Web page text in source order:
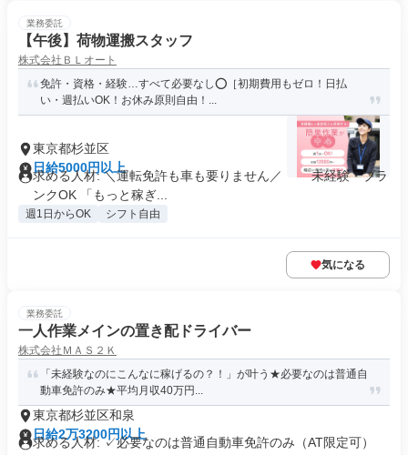
業務委託
【午後】荷物運搬スタッフ
株式会社ＢＬオート
免許・資格・経験…すべて必要なし⭕️［初期費用もゼロ！日払
い・週払いOK！お休み原則自由！...
東京都杉並区
日給5000円以上
求める人材: ＼運転免許も車も要りません／ 未経験・ブラ
ンクOK 「もっと稼ぎ...
週1日からOK シフト自由
気になる
業務委託
一人作業メインの置き配ドライバー
株式会社ＭＡＳ２Ｋ
「未経験なのにこんなに稼げるの？！」が叶う★必要なのは普通自
動車免許のみ★平均月収40万円...
東京都杉並区和泉
日給2万3200円以上
求める人材: ✓必要なのは普通自動車免許のみ（AT限定可）